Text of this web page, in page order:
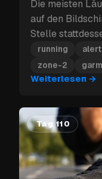
Die meisten
auf den
Stelle
ein, und deine
Zone verlässt.
running
zone-2
Weiterlesen →
Tag 110